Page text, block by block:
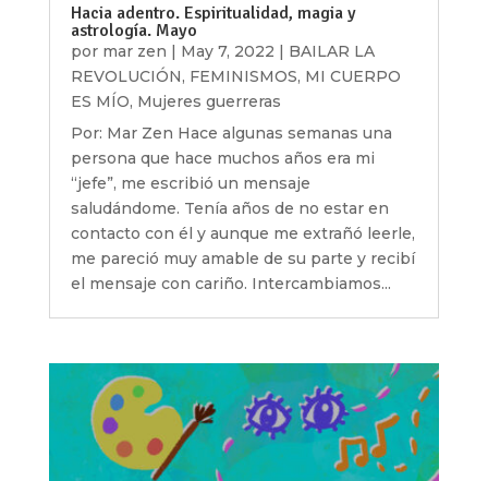
Hacia adentro. Espiritualidad, magia y
astrología. Mayo
por mar zen | May 7, 2022 | BAILAR LA
REVOLUCIÓN, FEMINISMOS, MI CUERPO
ES MÍO, Mujeres guerreras
Por: Mar Zen Hace algunas semanas una
persona que hace muchos años era mi
“jefe”, me escribió un mensaje
saludándome. Tenía años de no estar en
contacto con él y aunque me extrañó leerle,
me pareció muy amable de su parte y recibí
el mensaje con cariño. Intercambiamos...